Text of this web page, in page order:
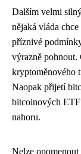
Dalším velmi
nějaká vláda
příznivé
výrazně pohnout.
kryptoměnového
Naopak přijetí
bitcoinových
nahoru.
Nelze